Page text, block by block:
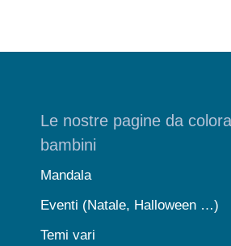
Le nostre pagine da
bambini
Mandala
Eventi (Natale, Halloween …)
Temi vari